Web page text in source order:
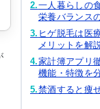
2.一人暮らしの
栄養バランス
3. ヒゲ脱毛は医
メリットを解
4.家計簿アプリ
機能・特徴を
5.禁酒すると痩